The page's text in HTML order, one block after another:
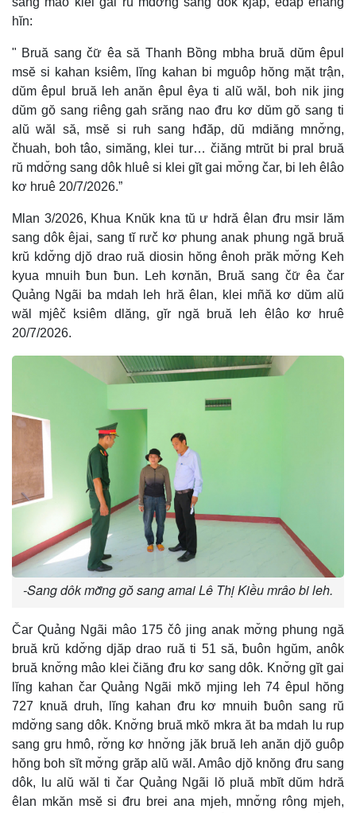
hĭn:
" Bruă sang čư̆ êa să Thanh Bồng mbha bruă dŭm êpul
msĕ si kahan ksiêm, lĭng kahan bi mguôp hŏng mặt trận,
dŭm êpul bruă leh anăn êpul êya ti alŭ wăl, boh nik jing
dŭm gŏ sang riêng gah srăng nao đru kơ dŭm gŏ sang ti
alŭ wăl să, msĕ si ruh sang hđăp, dŭ mdiăng mnơ̆ng,
čhuah, boh tâo, simăng, klei tur… čiăng mtrŭt bi pral bruă
rŭ mdơ̆ng sang dôk hluê si klei gĭt gai mơ̆ng čar, bi leh êlâo
kơ hruê 20/7/2026.”
Mlan 3/2026, Khua Knŭk kna tŭ ư hdră êlan đru msir lăm
sang dôk êjai, sang tĭ rưč kơ phung anak phung ngă bruă
krŭ kdơ̆ng djŏ drao ruă diosin hŏng ênoh prăk mơ̆ng Keh
kyua mnuih ƀun ƀun. Leh kơnăn, Bruă sang čư̆ êa čar
Quảng Ngãi ba mdah leh hră êlan, klei mñă kơ dŭm alŭ
wăl mjêč ksiêm dlăng, gĭr ngă bruă leh êlâo kơ hruê
20/7/2026.
-Sang dôk mơ̆ng gŏ sang amai Lê Thị Kiều mrâo bi leh.
Čar Quảng Ngãi mâo 175 čô jing anak mơ̆ng phung ngă
bruă krŭ kdơ̆ng djăp drao ruă ti 51 să, ƀuôn hgŭm, anôk
bruă knơ̆ng mâo klei čiăng đru kơ sang dôk. Knơ̆ng gĭt gai
lĭng kahan čar Quảng Ngãi mkŏ mjing leh 74 êpul hŏng
727 knuă druh, lĭng kahan đru kơ mnuih ƀuôn sang rŭ
mdơ̆ng sang dôk. Knơ̆ng bruă mkŏ mkra ăt ba mdah lu rup
sang gru hmô, rơ̆ng kơ hnơ̆ng jăk bruă leh anăn djŏ guôp
hŏng boh sĭt mơ̆ng grăp alŭ wăl. Amâo djŏ knŏng đru sang
dôk, lu alŭ wăl ti čar Quảng Ngãi lŏ pluă mbĭt dŭm hdră
êlan mkăn msĕ si đru brei ana mjeh, mnơ̆ng rông mjeh,